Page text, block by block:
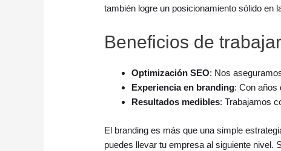
también logre un posicionamiento sólido en
Beneficios de
Optimización SEO: Nos
Experiencia en branding: Con años
Resultados medibles: Trabajamos
El branding es más que una simple
puedes llevar tu empresa al siguiente nivel.